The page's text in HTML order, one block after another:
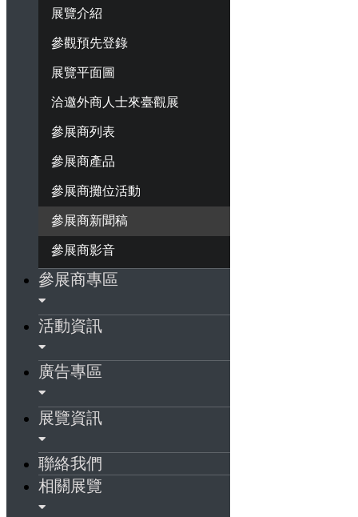
展覽介紹
參觀預先登錄
展覽平面圖
洽邀外商人士來臺觀展
參展商列表
參展商產品
參展商攤位活動
參展商新聞稿
參展商影音
參展商專區
活動資訊
廣告專區
展覽資訊
聯絡我們
相關展覽